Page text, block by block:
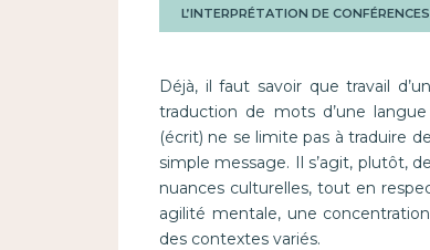
L’INTERPRÉTATION DE
Déjà, il faut savoir que travail
traduction de mots d’une
(écrit) ne se limite pas à traduire
simple message. Il s’agit, plutôt,
nuances culturelles, tout en
agilité mentale, une
des contextes variés.